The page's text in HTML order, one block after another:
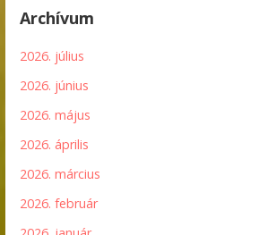
Archívum
2026. július
2026. június
2026. május
2026. április
2026. március
2026. február